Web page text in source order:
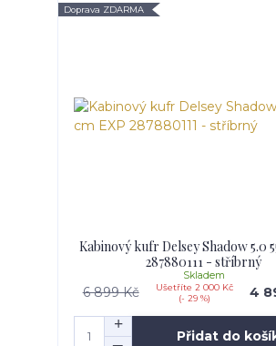
Doprava ZDARMA
Kabinový kufr Delsey Shadow 5.0
287880111 - stříbrný
6 899 Kč
Ušetříte 2 000 Kč
(- 29 %)
4
Skladem
Přidat do